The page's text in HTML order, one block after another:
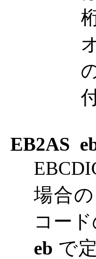
EB2AS
場合
コー
eb で